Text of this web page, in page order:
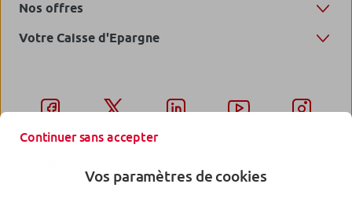
Nos offres
Votre Caisse d'Epargne
Continuer sans accepter
Vos paramètres de cookies